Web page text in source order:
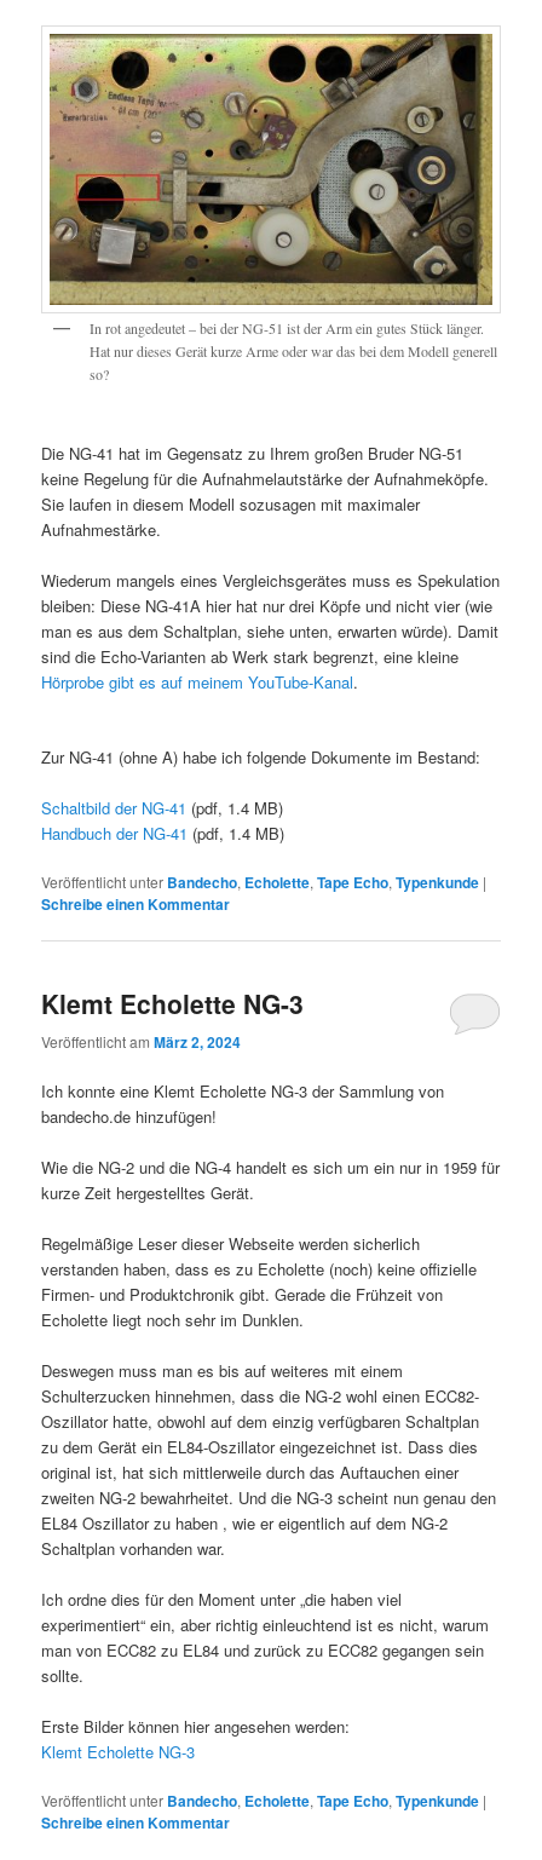
In rot angedeutet – bei der NG-51 ist der Arm ein gutes Stück länger.
Hat nur dieses Gerät kurze Arme oder war das bei dem Modell generell
so?
Die NG-41 hat im Gegensatz zu Ihrem großen Bruder NG-51
keine Regelung für die Aufnahmelautstärke der Aufnahmeköpfe.
Sie laufen in diesem Modell sozusagen mit maximaler
Aufnahmestärke.
Wiederum mangels eines Vergleichsgerätes muss es Spekulation
bleiben: Diese NG-41A hier hat nur drei Köpfe und nicht vier (wie
man es aus dem Schaltplan, siehe unten, erwarten würde). Damit
sind die Echo-Varianten ab Werk stark begrenzt, eine kleine
Hörprobe gibt es auf meinem YouTube-Kanal.
Zur NG-41 (ohne A) habe ich folgende Dokumente im Bestand:
Schaltbild der NG-41 (pdf, 1.4 MB)
Handbuch der NG-41 (pdf, 1.4 MB)
Veröffentlicht unter Bandecho, Echolette,Tape Echo,Typenkunde |
Schreibe einen Kommentar
Klemt Echolette NG-3
Veröffentlicht amMärz 2, 2024
Ich konnte eine Klemt Echolette NG-3 der Sammlung von
bandecho.de hinzufügen!
Wie die NG-2 und die NG-4 handelt es sich um ein nur in 1959 für
kurze Zeit hergestelltes Gerät.
Regelmäßige Leser dieser Webseite werden sicherlich
verstanden haben, dass es zu Echolette (noch) keine offizielle
Firmen- und Produktchronik gibt. Gerade die Frühzeit von
Echolette liegt noch sehr im Dunklen.
Deswegen muss man es bis auf weiteres mit einem
Schulterzucken hinnehmen, dass die NG-2 wohl einen ECC82-
Oszillator hatte, obwohl auf dem einzig verfügbaren Schaltplan
zu dem Gerät ein EL84-Oszillator eingezeichnet ist. Dass dies
original ist, hat sich mittlerweile durch das Auftauchen einer
zweiten NG-2 bewahrheitet. Und die NG-3 scheint nun genau den
EL84 Oszillator zu haben , wie er eigentlich auf dem NG-2
Schaltplan vorhanden war.
Ich ordne dies für den Moment unter „die haben viel
experimentiert“ ein, aber richtig einleuchtend ist es nicht, warum
man von ECC82 zu EL84 und zurück zu ECC82 gegangen sein
sollte.
Erste Bilder können hier angesehen werden:
Klemt Echolette NG-3
Veröffentlicht unter Bandecho, Echolette,Tape Echo,Typenkunde |
Schreibe einen Kommentar